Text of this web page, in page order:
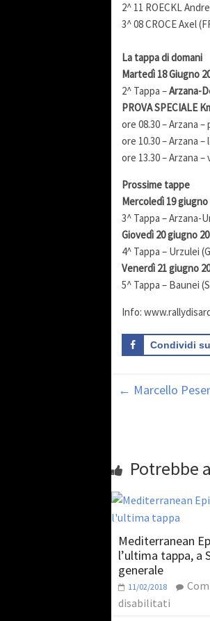
2^ 11 ROECKL
3^ 08 CROCE Axel
La tappa di domani
Martedì 18 Giugno
2^ Tappa –Arzana-
PROVA SPECIALE
ore 08.30 – Arzana
ore 10.30 – Arzana
ore 13.30 – Arzana
Prossime tappe
Mercoledì 19 giugno
3^ Tappa – Arzana-
Giovedì 20 giugno
4^ Tappa – Urzulei
Venerdì 21 giugno
5^ Tappa – Baunei
Info:
Condividi
← Marcello
Potrebbe
Mediterranean
l’ultima tappa, a
generale
11/02/2018
disabilitati